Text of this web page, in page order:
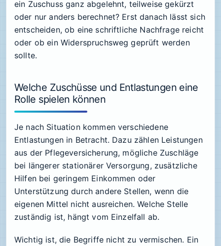
ein Zuschuss ganz abgelehnt, teilweise gekürzt
oder nur anders berechnet? Erst danach lässt sich
entscheiden, ob eine schriftliche Nachfrage reicht
oder ob ein Widerspruchsweg geprüft werden
sollte.
Welche Zuschüsse und Entlastungen eine
Rolle spielen können
Je nach Situation kommen verschiedene
Entlastungen in Betracht. Dazu zählen Leistungen
aus der Pflegeversicherung, mögliche Zuschläge
bei längerer stationärer Versorgung, zusätzliche
Hilfen bei geringem Einkommen oder
Unterstützung durch andere Stellen, wenn die
eigenen Mittel nicht ausreichen. Welche Stelle
zuständig ist, hängt vom Einzelfall ab.
Wichtig ist, die Begriffe nicht zu vermischen. Ein